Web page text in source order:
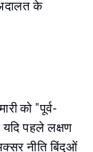
के
को "पूर्व-
पहले लक्षण
नीति बिंदुओं